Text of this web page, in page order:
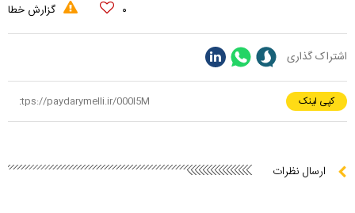
۰ گزارش خطا
اشتراک گذاری
کپی لینک
ارسال نظرات